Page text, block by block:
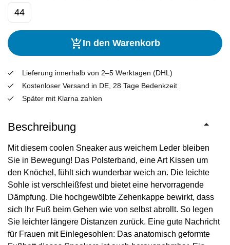
44
In den Warenkorb
Lieferung innerhalb von 2–5 Werktagen (DHL)
Kostenloser Versand in DE, 28 Tage Bedenkzeit
Später mit Klarna zahlen
Beschreibung
Mit diesem coolen Sneaker aus weichem Leder bleiben
Sie in Bewegung! Das Polsterband, eine Art Kissen um
den Knöchel, fühlt sich wunderbar weich an. Die leichte
Sohle ist verschleißfest und bietet eine hervorragende
Dämpfung. Die hochgewölbte Zehenkappe bewirkt, dass
sich Ihr Fuß beim Gehen wie von selbst abrollt. So legen
Sie leichter längere Distanzen zurück. Eine gute Nachricht
für Frauen mit Einlegesohlen: Das anatomisch geformte